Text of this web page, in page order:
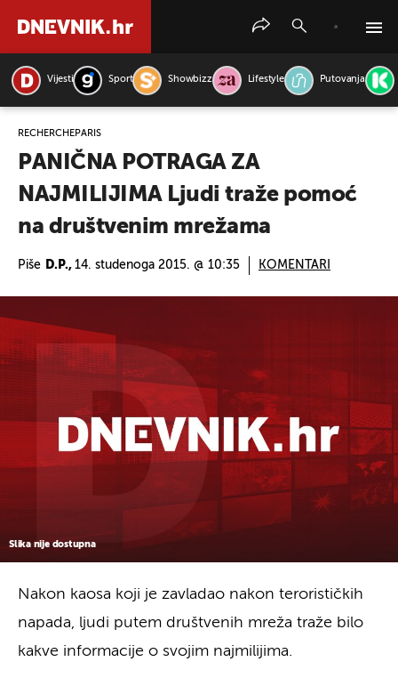
Vijesti Sport Showbizz Lifestyle Putovanja
RECHERCHEPARIS
PANIČNA POTRAGA ZA
NAJMILIJIMA Ljudi traže pomoć
na društvenim mrežama
Piše D.P., 14. studenoga 2015. @ 10:35 KOMENTARI
Slika nije dostupna
Nakon kaosa koji je zavladao nakon terorističkih
napada, ljudi putem društvenih mreža traže bilo
kakve informacije o svojim najmilijima.
PRETRAŽITE VIJESTI